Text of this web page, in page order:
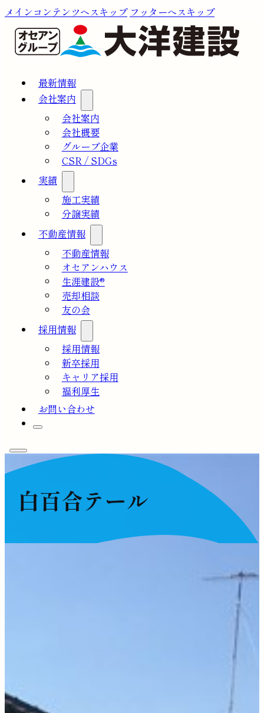
メインコンテンツへスキップ フッターへスキップ
最新情報
会社案内
会社案内
会社概要
グループ企業
CSR / SDGs
実績
施工実績
分譲実績
不動産情報
不動産情報
オセアンハウス
生涯建設®
売却相談
友の会
採用情報
採用情報
新卒採用
キャリア採用
福利厚生
お問い合わせ
白百合テール